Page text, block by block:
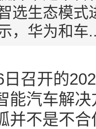
选生态模式
，华为和车
日召开的
能汽车解
并不是不